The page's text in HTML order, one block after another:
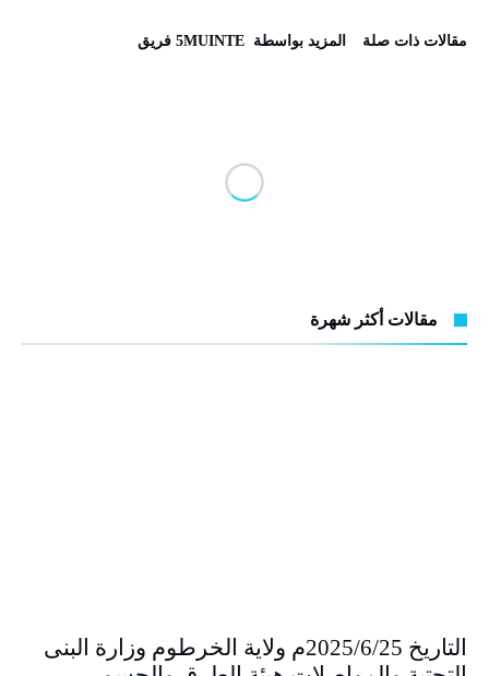
‫مقالات ذات صلة‬ ‫‫المزيد بواسطة‬ ‬ 5MUINTE فريق
مقالات أكثر شهرة
التاريخ 2025/6/25م ولاية الخرطوم وزارة البنى